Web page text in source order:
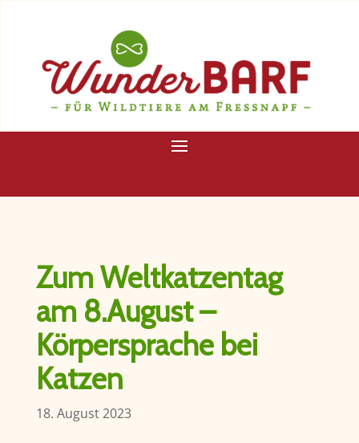
Zum Weltkatzentag
am 8.August –
Körpersprache bei
Katzen
18. August 2023